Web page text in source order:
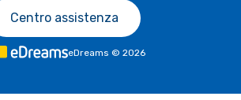
Centro assistenza
eDreams © 2026